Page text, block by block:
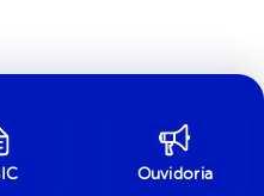
Ouvidoria